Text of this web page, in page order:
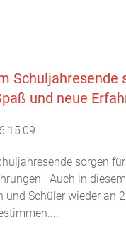
Schuljahresende
und neue
15:09
sorgen
Auch in
und Schüler wieder an